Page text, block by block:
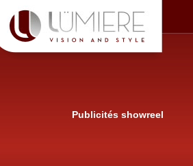
Publicités showreel